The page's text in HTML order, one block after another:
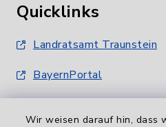
Wir weisen darauf hin, dass
Quicklinks
Landratsamt Traunstein
BayernPortal